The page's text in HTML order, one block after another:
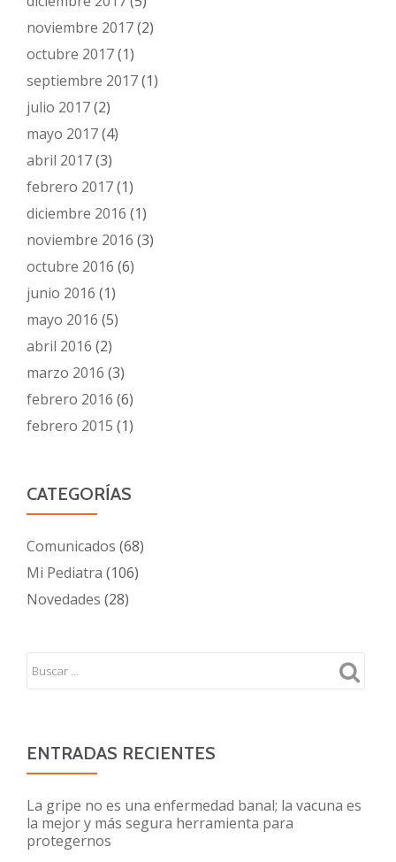
noviembre 2017(2)
octubre 2017(1)
septiembre 2017(1)
julio 2017(2)
mayo 2017(4)
abril 2017(3)
febrero 2017(1)
diciembre 2016 (1)
noviembre 2016 (3)
octubre 2016 (6)
junio 2016 (1)
mayo 2016 (5)
abril 2016 (2)
marzo 2016 (3)
febrero 2016 (6)
febrero 2015 (1)
CATEGORÍAS
Comunicados (68)
Mi Pediatra (106)
Novedades (28)
ENTRADAS RECIENTES
La gripe no es una enfermedad banal; la vacuna es
la mejor y más segura herramienta para
protegernos